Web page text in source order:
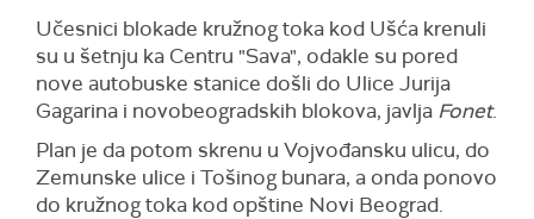
počast nastradalima na Železničkoj stanici u
Novom Sadu.
Nisu radile ni pojedine konsultantske kuće, saloni
lepote, kopirnice, prodavnice opreme za kućne
ljubimce i drugi.
Bendovi Ničim izazvan i Marčelo su otkazali
najavljene koncerte u Novom Sadu za danas.
Učesnici blokade kružnog toka kod Ušća krenuli
su u šetnju ka Centru "Sava", odakle su pored
nove autobuske stanice došli do Ulice Jurija
Gagarina i novobeogradskih blokova, javlja Fonet.
Plan je da potom skrenu u Vojvođansku ulicu, do
Zemunske ulice i Tošinog bunara, a onda ponovo
do kružnog toka kod opštine Novi Beograd.